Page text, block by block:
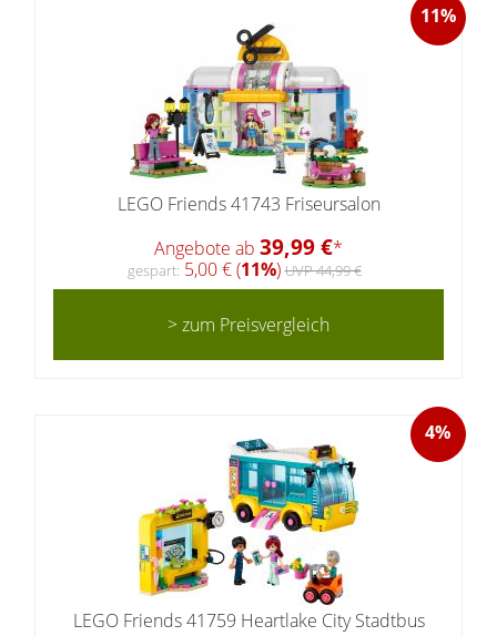
11%
LEGO Friends 41743 Friseursalon
Angebote ab 39,99 €*
gespart: 5,00 € (11%)UVP 44,99 €
> zum Preisvergleich
4%
LEGO Friends 41759 Heartlake City Stadtbus